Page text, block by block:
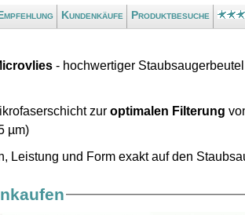
Kundenkäufe Produktbesuche
- hochwertiger
zuroptimalen Filterung
µm)
Leistung und Form exakt auf den